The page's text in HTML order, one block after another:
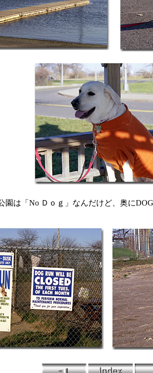
園は「No Ｄｏｇ」なんだけど、奥に